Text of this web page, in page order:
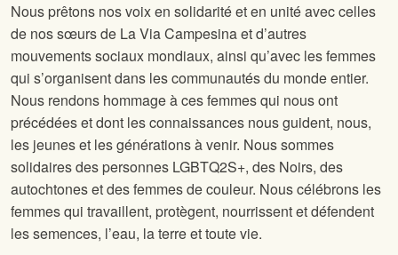
Nous prêtons nos voix en solidarité et en unité avec celles
de nos sœurs de La Via Campesina et d’autres
mouvements sociaux mondiaux, ainsi qu’avec les femmes
qui s’organisent dans les communautés du monde entier.
Nous rendons hommage à ces femmes qui nous ont
précédées et dont les connaissances nous guident, nous,
les jeunes et les générations à venir. Nous sommes
solidaires des personnes LGBTQ2S+, des Noirs, des
autochtones et des femmes de couleur. Nous célébrons les
femmes qui travaillent, protègent, nourrissent et défendent
les semences, l’eau, la terre et toute vie.